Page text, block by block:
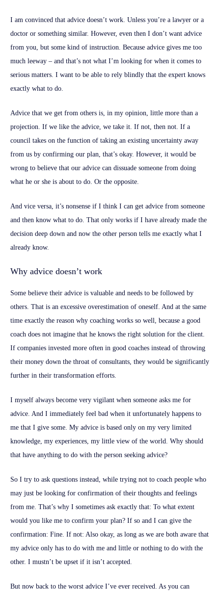
I am convinced that advice doesn’t work. Unless you’re a lawyer or a
doctor or something similar. However, even then I don’t want advice
from you, but some kind of instruction. Because advice gives me too
much leeway – and that’s not what I’m looking for when it comes to
serious matters. I want to be able to rely blindly that the expert knows
exactly what to do.
Advice that we get from others is, in my opinion, little more than a
projection. If we like the advice, we take it. If not, then not. If a
council takes on the function of taking an existing uncertainty away
from us by confirming our plan, that’s okay. However, it would be
wrong to believe that our advice can dissuade someone from doing
what he or she is about to do. Or the opposite.
And vice versa, it’s nonsense if I think I can get advice from someone
and then know what to do. That only works if I have already made the
decision deep down and now the other person tells me exactly what I
already know.
Why advice doesn’t work
Some believe their advice is valuable and needs to be followed by
others. That is an excessive overestimation of oneself. And at the same
time exactly the reason why coaching works so well, because a good
coach does not imagine that he knows the right solution for the client.
If companies invested more often in good coaches instead of throwing
their money down the throat of consultants, they would be significantly
further in their transformation efforts.
I myself always become very vigilant when someone asks me for
advice. And I immediately feel bad when it unfortunately happens to
me that I give some. My advice is based only on my very limited
knowledge, my experiences, my little view of the world. Why should
that have anything to do with the person seeking advice?
So I try to ask questions instead, while trying not to coach people who
may just be looking for confirmation of their thoughts and feelings
from me. That’s why I sometimes ask exactly that: To what extent
would you like me to confirm your plan? If so and I can give the
confirmation: Fine. If not: Also okay, as long as we are both aware that
my advice only has to do with me and little or nothing to do with the
other. I mustn’t be upset if it isn’t accepted.
But now back to the worst advice I’ve ever received. As you can